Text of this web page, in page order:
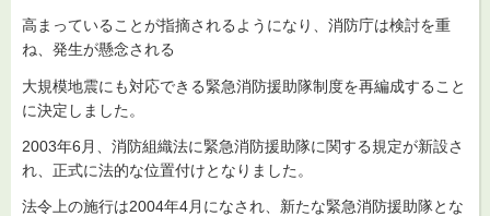
高まっていることが指摘されるようになり、消防庁は検討を重
ね、発生が懸念される
大規模地震にも対応できる緊急消防援助隊制度を再編成すること
に決定しました。
2003年6月、消防組織法に緊急消防援助隊に関する規定が新設さ
れ、正式に法的な位置付けとなりました。
法令上の施行は2004年4月になされ、新たな緊急消防援助隊とな